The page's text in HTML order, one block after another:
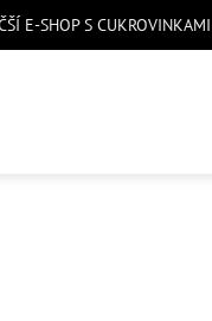
E-SHOP S